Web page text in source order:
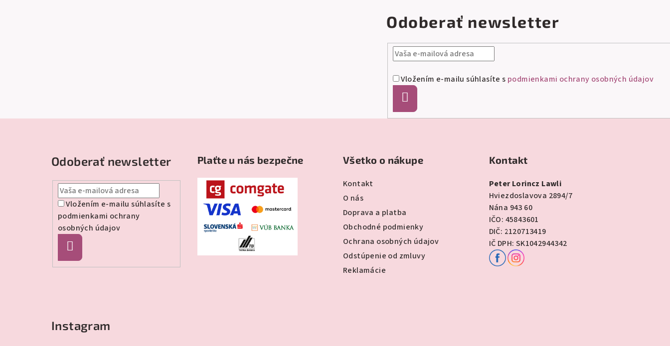
Odoberať newsletter
Vložením e-mailu súhlasíte s podmienkami ochrany osobných údajov
Odoberať newsletter
Vložením e-mailu súhlasíte s
podmienkami ochrany
osobných údajov
Plaťte u nás bezpečne Všetko o nákupe
Kontakt
O nás
Doprava a platba
Obchodné podmienky
Ochrana osobných údajov
Odstúpenie od zmluvy
Reklamácie
Kontakt
Peter Lorincz Lawli
Hviezdoslavova 2894/7
Nána 943 60
IČO: 45843601
DIČ: 2120713419
IČ DPH: SK1042944342
Instagram